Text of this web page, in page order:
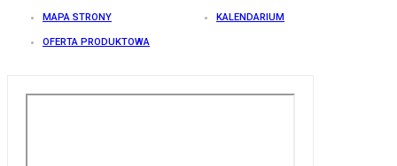
MAPA STRONY KALENDARIUM
OFERTA PRODUKTOWA